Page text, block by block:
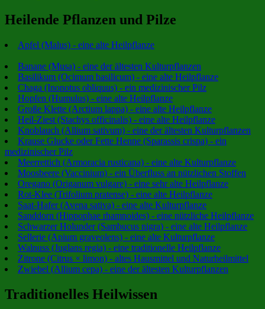
Heilende Pflanzen und Pilze
Apfel (Malus) - eine alte Heilpflanze
Banane (Musa) - eine der ältesten Kulturpflanzen
Basilikum (Ocimum basilicum) - eine alte Heilpflanze
Chaga (Inonotus obliquus) - ein medizinischer Pilz
Hopfen (Humulus) - eine alte Heilpflanze
Große Klette (Arctium lappa) - eine alte Heilpflanze
Heil-Ziest (Stachys officinalis) - eine alte Heilpflanze
Knoblauch (Allium sativum) - eine der ältesten Kulturpflanzen
Krause Glucke oder Fette Henne (Sparassis crispa) - ein
medizinischer Pilz
Meerrettich (Armoracia rusticana) - eine alte Kulturpflanze
Moosbeere (Vaccinium) - ein Überfluss an nützlichen Stoffen
Oregano (Origanum vulgare) - eine sehr alte Heilpflanze
Rot-Klee (Trifolium pratense) - eine alte Heilpflanze
Saat-Hafer (Avena sativa) - eine alte Kulturpflanze
Sanddorn (Hippophae rhamnoides) - eine nützliche Heilpflanze
Schwarzer Holunder (Sambucus nigra) - eine alte Heilpflanze
Sellerie (Apium graveolens) - eine alte Kulturpflanze
Walnuss (Juglans regia) - eine traditionelle Heilpflanze
Zitrone (Citrus × limon) - altes Hausmittel und Naturheilmittel
Zwiebel (Allium cepa) - eine der ältesten Kulturpflanzen
Traditionelles Heilwissen